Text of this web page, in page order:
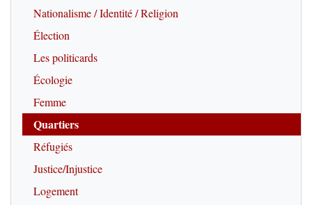
Nationalisme / Identité / Religion
Élection
Les politicards
Écologie
Femme
Quartiers
Réfugiés
Justice/Injustice
Logement